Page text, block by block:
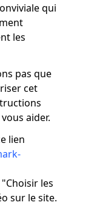
qui
les
pas que
cet
aider.
lien
les
sur le site.